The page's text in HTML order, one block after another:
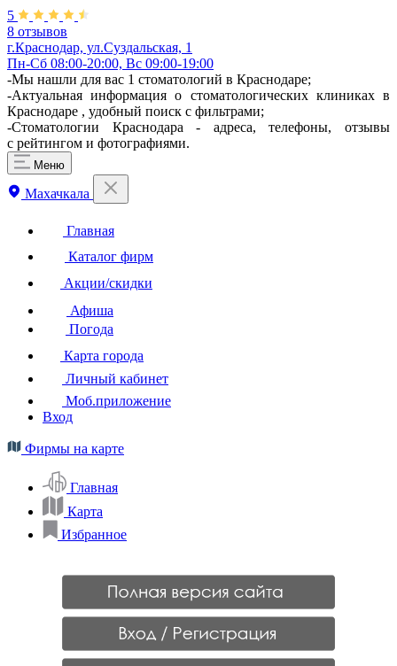
5
8 отзывов
г.Краснодар, ул.Суздальская, 1
Пн-Сб 08:00-20:00, Вс 09:00-19:00
-Мы нашли для вас 1 стоматологий в Краснодаре;
-Актуальная информация о стоматологических клиниках в
Краснодаре , удобный поиск с фильтрами;
-Стоматологии Краснодара - адреса, телефоны, отзывы
с рейтингом и фотографиями.
Меню
Махачкала
Главная
Каталог фирм
Акции/скидки
Афиша
Погода
Карта города
Личный кабинет
Моб.приложение
Вход
Фирмы на карте
Главная
Карта
Избранное